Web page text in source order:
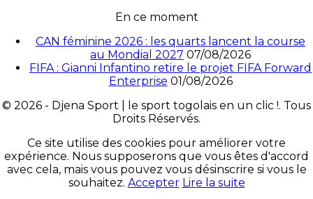
En ce moment
CAN féminine 2026 : les quarts lancent la course
au Mondial 2027 07/08/2026
FIFA : Gianni Infantino retire le projet FIFA Forward
Enterprise 01/08/2026
© 2026 - Djena Sport | le sport togolais en un clic !. Tous
Droits Réservés.
Ce site utilise des cookies pour améliorer votre
expérience. Nous supposerons que vous êtes d'accord
avec cela, mais vous pouvez vous désinscrire si vous le
souhaitez. Accepter Lire la suite